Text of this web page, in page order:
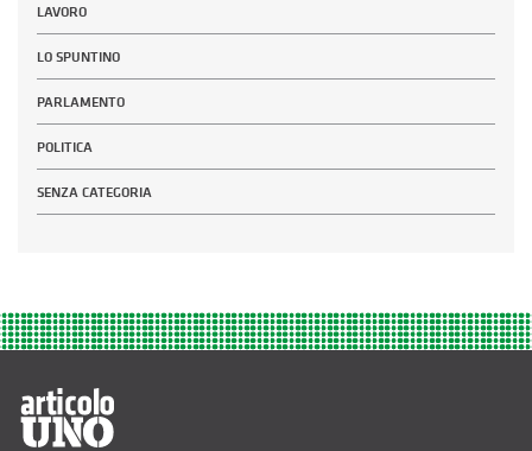
LAVORO
LO SPUNTINO
PARLAMENTO
POLITICA
SENZA CATEGORIA